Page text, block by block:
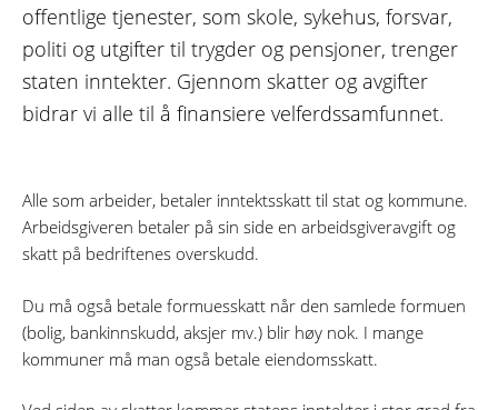
offentlige tjenester, som skole, sykehus, forsvar,
politi og utgifter til trygder og pensjoner, trenger
staten inntekter. Gjennom skatter og avgifter
bidrar vi alle til å finansiere velferdssamfunnet.
Alle som arbeider, betaler inntektsskatt til stat og kommune.
Arbeidsgiveren betaler på sin side en arbeidsgiveravgift og
skatt på bedriftenes overskudd.
Du må også betale formuesskatt når den samlede formuen
(bolig, bankinnskudd, aksjer mv.) blir høy nok. I mange
kommuner må man også betale eiendomsskatt.